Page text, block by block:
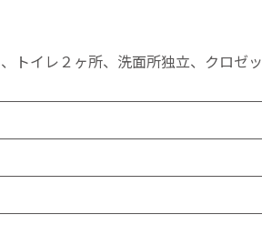
トイレ２ヶ所、洗面所独立、クロゼッ